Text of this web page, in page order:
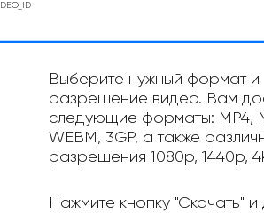
Выберите нужный формат и
разрешение видео. Вам
следующие форматы: MP4,
WEBM, 3GP, а также
разрешения 1080p, 1440p,
Нажмите кнопку "Скачать" и